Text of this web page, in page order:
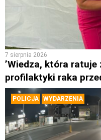
7 sierpnia 2026
’Wiedza, która ratuje
profilaktyki raka
POLICJA WYDARZENIA